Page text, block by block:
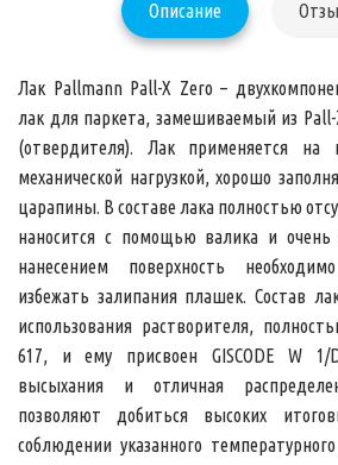
Описание
Лак Pallmann Pall-X Zero –
лак для паркета, замешиваемый из
(отвердителя). Лак применяется на
механической нагрузкой, хорошо
царапины. В составе лака полностью
наносится с помощью валика и очень
нанесением поверхность
избежать залипания плашек. Состав
использования растворителя,
617, и ему присвоен GISCODE W 1/
высыхания и отличная
позволяют добиться высоких
соблюдении указанного